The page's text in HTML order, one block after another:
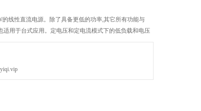
的线性直流电源。除了具备更低的功率,其它所有功能与
适用于台式应用。定电压和定电流模式下的低负载和电压
过载和反向极性保护以及内部选择动态或连续负载功能是